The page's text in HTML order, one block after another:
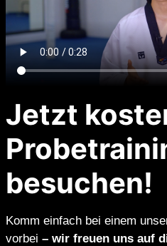
Jetzt
besuchen!
Komm einfach bei einem
vorbei – wir freuen uns auf